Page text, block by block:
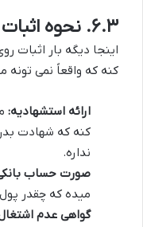
۶.۳. نحوه اثبات اعسار توسط زوج
اینجا دیگه بار اثبات
کنه که واقعاً نمی تونه
ارائه استشهادیه:
کنه که شهادت
نداره.
صورت حساب
میده که چقدر
گواهی عدم